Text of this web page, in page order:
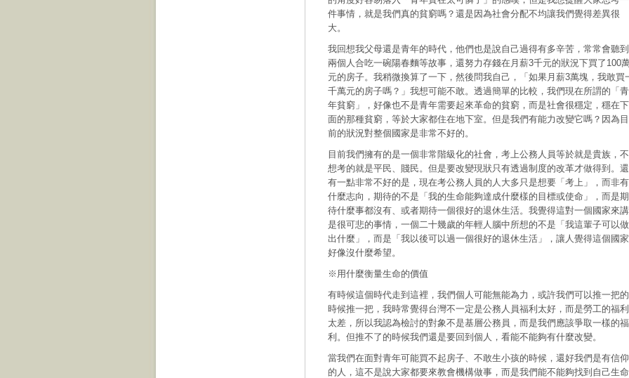
件事情，就是我們真的貧窮嗎？還是因為社會分配不均讓我們覺得差異很
大。
我回想我父母還是青年的時代，他們也是說自己過得有多辛苦，常常會聽到
兩個人合吃一碗陽春麵等故事，還努力存錢在月薪3千元的狀況下買了100
元的房子。我稍微換算了一下，然後問我自己，「如果月薪3萬塊，我敢買
千萬元的房子嗎？」我想可能不敢。透過簡單的比較，我們現在所謂的「青
年貧窮」，好像也不是青年需要起來革命的貧窮，而是社會很穩定，穩在下
面的那種貧窮，等於大家都住在地下室。但是我們有能力改變它嗎？因為目
前的狀況對整個國家是非常不好的。
目前我們擁有的是一個非常階級化的社會，考上公務人員等於就是貴族，不
想考的就是平民、賤民。但是要改變現狀只有透過制度的改革才做得到。還
有一點非常不好的是，現在考公務人員的人大多只是想要「考上」，而非有
什麼志向，期待的不是「我的生命能夠達成什麼樣的目標或使命」，而是期
待什麼事都沒有、或者期待一個很好的退休生活。我覺得這對一個國家來講
是很可悲的事情，一個二十幾歲的年輕人腦中所想的不是「我這輩子可以做
出什麼」，而是「我以後可以過一個很好的退休生活」，讓人覺得這個國家
好像沒什麼希望。
※用什麼衡量生命的價值
有時候這個時代走到這裡，我們個人可能無能為力，或許我們可以推一把的
時候推一把，我時常覺得台灣不一定是公務人員福利太好，而是勞工的福利
太差，所以我認為檢討的對象不是基層公務員，而是我們應該爭取一樣的福
利。但推不了的時候我們還是要回到個人，看能不能夠有什麼改變。
當我們在面對青年可能買不起房子、不敢生小孩的時候，還好我們是有信仰
的人，這不是說大家都要來教會機構做事，而是我們能不能夠找到自己生命